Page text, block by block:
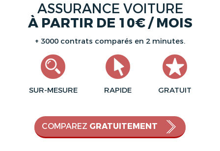
ASSURANCE VOITURE
À PARTIR DE 10€ / MOIS
+ 3000 contrats comparés en 2 minutes.
SUR-MESURE RAPIDE GRATUIT
COMPAREZ GRATUITEMENT